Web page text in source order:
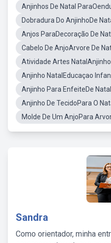
Anjinhos De Natal
Dobradura Do AnjinhoDe
Anjos ParaDecoração De
Cabelo De AnjoArvore De
Atividade Artes
Anjinho NatalEducaçao
Anjinho Para EnfeiteDe
Anjinho De TecidoPara O
Molde De Um AnjoPara
Sandra
Como orientador, minha